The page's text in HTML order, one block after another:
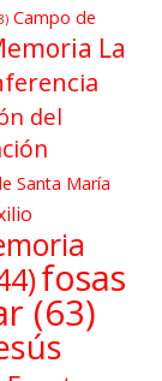
Campo de
La
del
Santa María
fosas
(63)